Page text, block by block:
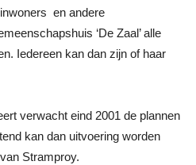
en andere
‘De Zaal’ alle
Iedereen kan dan zijn of haar
verwacht eind 2001 de plannen
kan dan uitvoering worden
Stramproy.